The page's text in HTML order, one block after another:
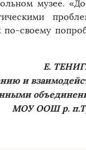
музее.
своему
Е.
и
МОУ ООШ р.